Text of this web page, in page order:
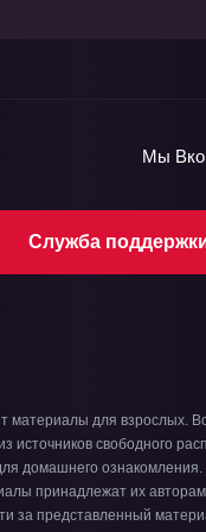
Служба
Мы
материалы для взрослых.
источников свободного
домашнего
принадлежат их
за представленный